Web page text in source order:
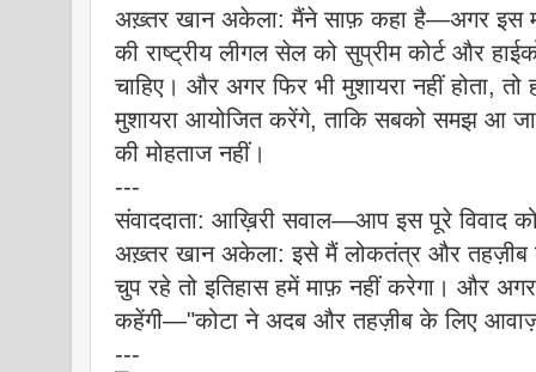
अख़्तर खान अकेला: मैंने साफ़ कहा है—अगर इस
की राष्ट्रीय लीगल सेल को सुप्रीम कोर्ट और
चाहिए। और अगर फिर भी मुशायरा नहीं होता, तो
मुशायरा आयोजित करेंगे, ताकि सबको समझ आ
की मोहताज नहीं।
---
संवाददाता: आख़िरी सवाल—आप इस पूरे विवाद
अख़्तर खान अकेला: इसे मैं लोकतंत्र और तहज़ीब
चुप रहे तो इतिहास हमें माफ़ नहीं करेगा। और
कहेंगी—"कोटा ने अदब और तहज़ीब के लिए
---